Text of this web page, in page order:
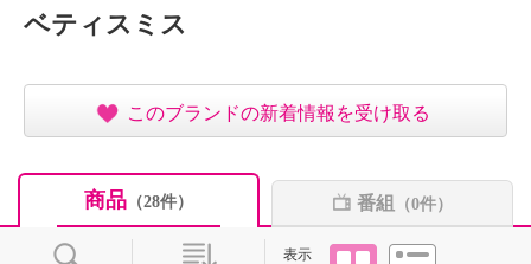
ベティスミス
このブランドの新着情報を受け取る
商品 （28件） 番組 （0件）
表示
タイル